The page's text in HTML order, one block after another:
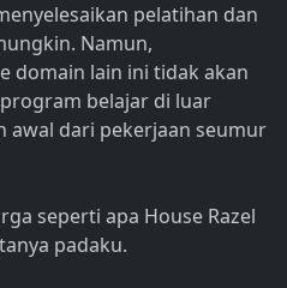
pelatihan dan
Namun,
domain lain ini tidak akan
belajar di luar
awal dari pekerjaan seumur
seperti apa House Razel
padaku.